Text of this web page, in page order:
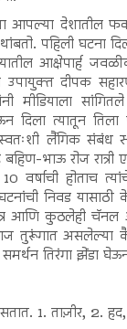
आपल्या देशातील
पहिली घटना
आक्षेपार्ह
उपायुक्त दीपक
मीडियाला
दिला त्यातून
लैंगिक संबंध
भाऊ रोज रात्री
होताच
निवड
आणि कुठलेही चॅनल
तुरूंगात असलेल्या
तिरंगा झेंडा
1. ताज़ीर, 2.